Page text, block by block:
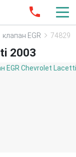
клапан EGR 74829
2003